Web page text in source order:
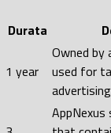
Durata
1 year
Owned by
used for